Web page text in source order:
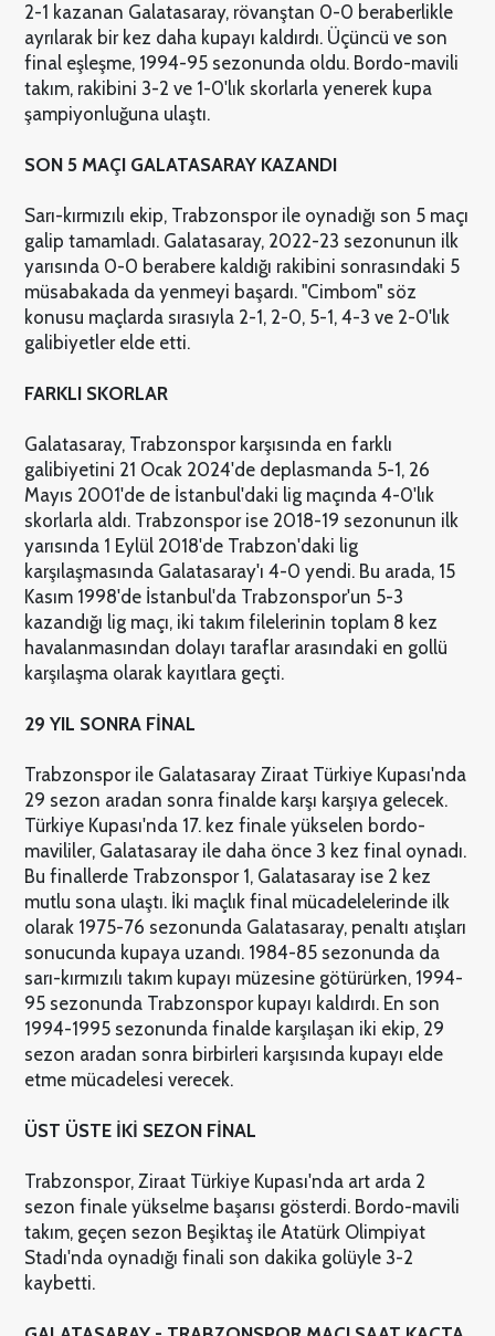
2-1 kazanan Galatasaray, rövanştan 0-0 beraberlikle
ayrılarak bir kez daha kupayı kaldırdı. Üçüncü ve son
final eşleşme, 1994-95 sezonunda oldu. Bordo-mavili
takım, rakibini 3-2 ve 1-0'lık skorlarla yenerek kupa
şampiyonluğuna ulaştı.
SON 5 MAÇI GALATASARAY KAZANDI
Sarı-kırmızılı ekip, Trabzonspor ile oynadığı son 5 maçı
galip tamamladı. Galatasaray, 2022-23 sezonunun ilk
yarısında 0-0 berabere kaldığı rakibini sonrasındaki 5
müsabakada da yenmeyi başardı. "Cimbom" söz
konusu maçlarda sırasıyla 2-1, 2-0, 5-1, 4-3 ve 2-0'lık
galibiyetler elde etti.
FARKLI SKORLAR
Galatasaray, Trabzonspor karşısında en farklı
galibiyetini 21 Ocak 2024'de deplasmanda 5-1, 26
Mayıs 2001'de de İstanbul'daki lig maçında 4-0'lık
skorlarla aldı. Trabzonspor ise 2018-19 sezonunun ilk
yarısında 1 Eylül 2018'de Trabzon'daki lig
karşılaşmasında Galatasaray'ı 4-0 yendi. Bu arada, 15
Kasım 1998'de İstanbul'da Trabzonspor'un 5-3
kazandığı lig maçı, iki takım filelerinin toplam 8 kez
havalanmasından dolayı taraflar arasındaki en gollü
karşılaşma olarak kayıtlara geçti.
29 YIL SONRA FİNAL
Trabzonspor ile Galatasaray Ziraat Türkiye Kupası'nda
29 sezon aradan sonra finalde karşı karşıya gelecek.
Türkiye Kupası'nda 17. kez finale yükselen bordo-
mavililer, Galatasaray ile daha önce 3 kez final oynadı.
Bu finallerde Trabzonspor 1, Galatasaray ise 2 kez
mutlu sona ulaştı. İki maçlık final mücadelelerinde ilk
olarak 1975-76 sezonunda Galatasaray, penaltı atışları
sonucunda kupaya uzandı. 1984-85 sezonunda da
sarı-kırmızılı takım kupayı müzesine götürürken, 1994-
95 sezonunda Trabzonspor kupayı kaldırdı. En son
1994-1995 sezonunda finalde karşılaşan iki ekip, 29
sezon aradan sonra birbirleri karşısında kupayı elde
etme mücadelesi verecek.
ÜST ÜSTE İKİ SEZON FİNAL
Trabzonspor, Ziraat Türkiye Kupası'nda art arda 2
sezon finale yükselme başarısı gösterdi. Bordo-mavili
takım, geçen sezon Beşiktaş ile Atatürk Olimpiyat
Stadı'nda oynadığı finali son dakika golüyle 3-2
kaybetti.